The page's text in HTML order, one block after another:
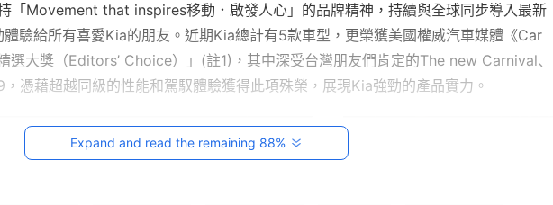
「Movement that inspires移動．啟發人心」的品牌精神，持續與全球同步導入最新
驗給所有喜愛Kia的朋友。近期Kia總計有5款車型，更榮獲美國權威汽車媒體《Car
大獎（Editors’ Choice）」(註1)，其中深受台灣朋友們肯定的The new Carnival、
憑藉超越同級的性能和駕馭體驗獲得此項殊榮，展現Kia強勁的產品實力。
Expand and read the remaining 88%